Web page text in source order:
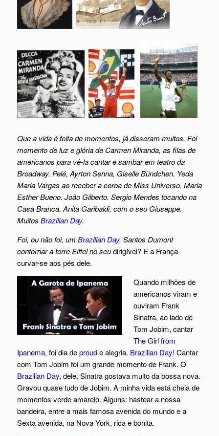
Que a vida é feita de momentos, já disseram muitos. Foi
momento de luz e glória de Carmen Miranda, as filas de
americanos para vê-la cantar e sambar em teatro da
Broadway. Pelé, Ayrton Senna, Giselle Bündchen. Yeda
Maria Vargas ao receber a coroa de Miss Universo. Maria
Esther Bueno. João Gilberto. Sergio Mendes tocando na
Casa Branca. Anita Garibaldi, com o seu Giuseppe.
Muitos Brazilian Day.
Foi, ou não foi, um Brazilian Day, Santos Dumont
contornar a torre Eiffel no seudirigível? E a França
curvar-se aos pés dele.
Quando milhões de
americanos viram e
ouviram Frank
Sinatra, ao lado de
Tom Jobim, cantar
The Girl from
Ipanema, foi dia deproude alegria. Brazilian Day! Cantar
com Tom Jobim foi um grande momento de Frank. O
Brazilian Day, dele. Sinatra gostava muito da bossa nova.
Gravou quase tudo de Jobim. A minha vida está cheia de
momentos verde amarelo. Alguns: hastear a nossa
bandeira, entre a mais famosa avenida do mundo e a
Sexta avenida, na Nova York, rica e bonita.